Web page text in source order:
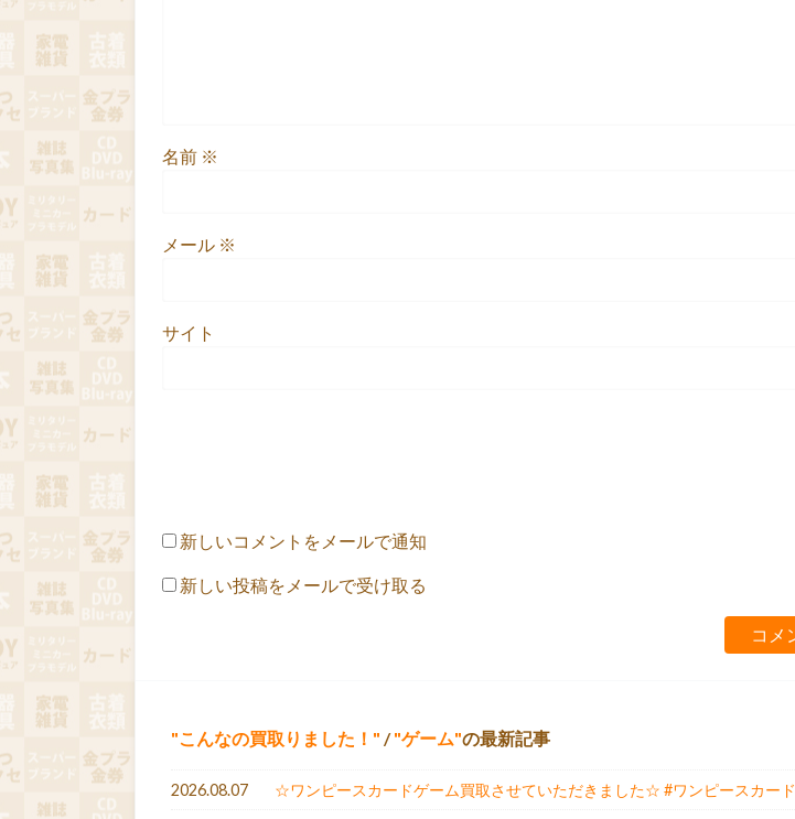
名前 ※
メール ※
サイト
新しいコメントをメールで通知
新しい投稿をメールで受け取る
こんなの買取りました！ / ゲーム の最新記事
2026.08.07 ☆ワンピースカードゲーム買取させていただきました☆ #ワンピースカード